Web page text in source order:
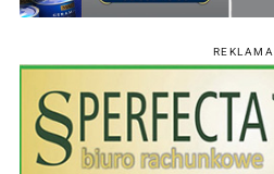
REKLAMA